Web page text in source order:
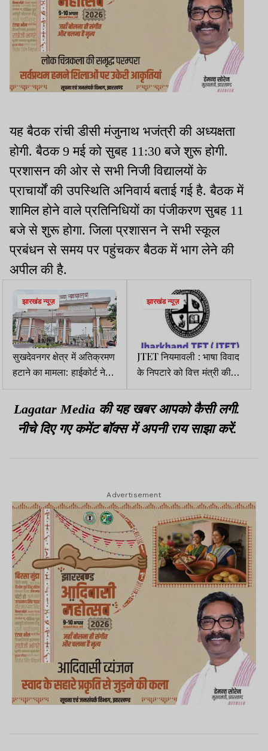
यह बैठक रांची डीसी मंजुनाथ भजंत्री की अध्यक्षता
होगी. बैठक 9 मई को सुबह 11:30 बजे शुरू होगी.
प्रशासन की ओर से सभी निजी विद्यालयों के
प्राचार्यों की उपस्थिति अनिवार्य बताई गई है. बैठक में
शामिल होने वाले प्रतिनिधियों का पंजीकरण सुबह 11
बजे से शुरू होगा. जिला प्रशासन ने सभी स्कूल
प्रबंधन से समय पर पहुंचकर बैठक में भाग लेने की
अपील की है.
झारखंड न्यूज़
सुखदेवनगर क्षेत्र में अतिक्रमण
हटाने का मामला: हाईकोर्ट ने
प्रार्थी को जारी किया
अवमानना नोटिस
झारखंड न्यूज़
JTET नियमावली : भाषा विवाद
के निपटारे को वित्त मंत्री की
अध्यक्षता में समिति गठित
Lagatar Media की यह खबर आपको कैसी लगी.
नीचे दिए गए कमेंट बॉक्स में अपनी राय साझा करें.
Advertisement